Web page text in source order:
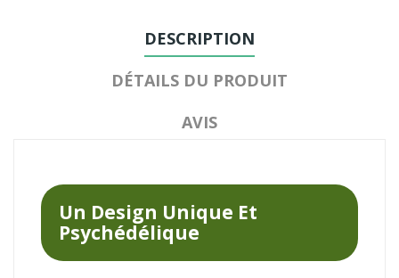
DESCRIPTION
DÉTAILS DU PRODUIT
AVIS
Un Design Unique Et
Psychédélique